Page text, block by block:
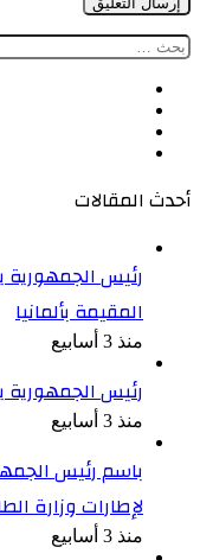
البحث
أحدث المقالات
رئيس الجمهورية
المقيمة بألمانيا
منذ 3 أسابيع
رئيس الجمهورية
منذ 3 أسابيع
باسم رئيس
لإطارات وزارة
منذ 3 أسابيع